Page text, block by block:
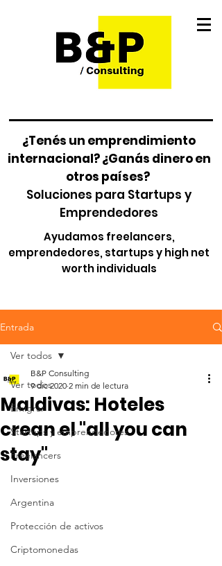
¿Tenés un emprendimiento
internacional? ¿Ganás dinero en
otros países?
Soluciones para Startups y
Emprendedores
Ayudamos freelancers,
emprendedores, startups y high net
worth individuals
Entrada
Ver todos
Emigrar
Startups y emprendedores
Freelancers
Inversiones
Argentina
Protección de activos
Criptomonedas
Ver todos
Maldivas: Hoteles
crean el "all you can
stay"
B&P Consulting
9 dic 2020 2 min de lectura